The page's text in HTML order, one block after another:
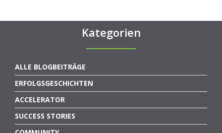
Kategorien
ALLE BLOGBEITRÄGE
ERFOLGSGESCHICHTEN
ACCELERATOR
SUCCESS STORIES